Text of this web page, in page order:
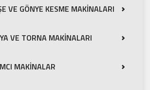
VE GÖNYE KESME MAKİNALARI
VE TORNA MAKİNALARI
MAKİNALAR